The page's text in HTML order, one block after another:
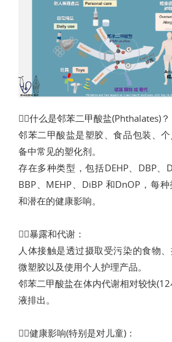
👨‍⚕️什么是邻苯二甲酸盐(Phthalates)？
邻苯二甲酸盐是塑胶、食品包装、
备中常见的塑化剂。
存在多种类型，包括DEHP、DBP、
BBP、MEHP、DiBP 和DnOP，每
和潜在的健康影响。
👨‍⚕️暴露和代谢：
人体接触是透过摄取受污染的食物
微塑胶以及使用个人护理产品。
邻苯二甲酸盐在体内代谢相对较快
液排出。
👨‍⚕️健康影响(特别是对儿童)：